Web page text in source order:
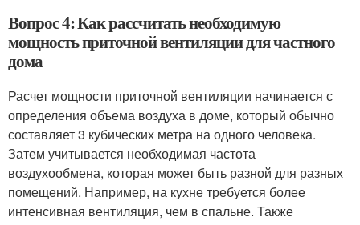
Вопрос 4: Как рассчитать необходимую
мощность приточной вентиляции для частного
дома
Расчет мощности приточной вентиляции начинается с
определения объема воздуха в доме, который обычно
составляет 3 кубических метра на одного человека.
Затем учитывается необходимая частота
воздухообмена, которая может быть разной для разных
помещений. Например, на кухне требуется более
интенсивная вентиляция, чем в спальне. Также